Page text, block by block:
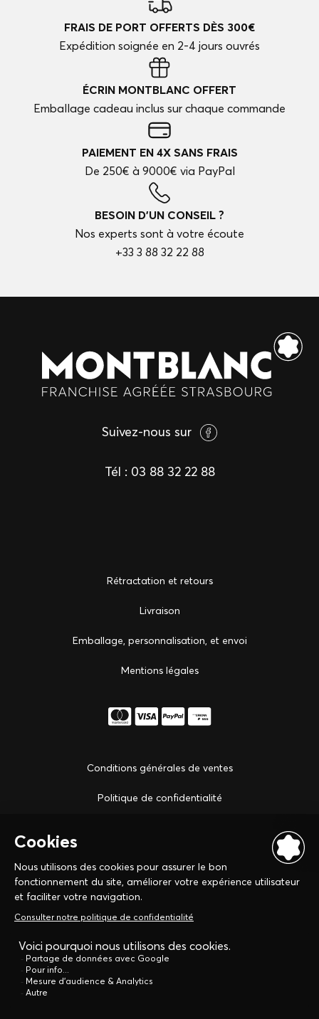
FRAIS DE PORT OFFERTS DÈS 300€
Expédition soignée en 2-4 jours ouvrés
ÉCRIN MONTBLANC OFFERT
Emballage cadeau inclus sur chaque commande
PAIEMENT EN 4X SANS FRAIS
De 250€ à 9000€ via PayPal
BESOIN D'UN CONSEIL ?
Nos experts sont à votre écoute
+33 3 88 32 22 88
Suivez-nous sur
Tél : 03 88 32 22 88
Rétractation et retours
Livraison
Emballage, personnalisation, et envoi
Mentions légales
Conditions générales de ventes
Politique de confidentialité
Instruments d'écriture
Montres
Maroquinerie
Bijouterie